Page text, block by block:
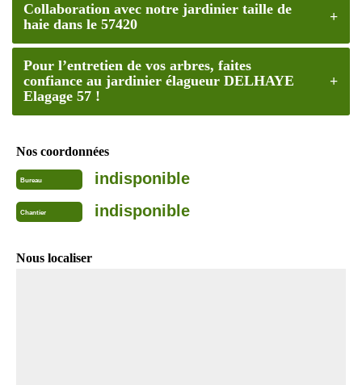
Collaboration avec notre jardinier taille de
haie dans le 57420
Pour l’entretien de vos arbres, faites
confiance au jardinier élagueur DELHAYE
Elagage 57 !
Nos coordonnées
Bureau indisponible
Chantier indisponible
Nous localiser